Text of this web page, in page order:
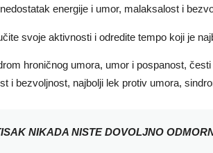
energije i umor, malaksalost i
svoje aktivnosti i odredite tempo koji je
NIKADA NISTE DOVOLJNO